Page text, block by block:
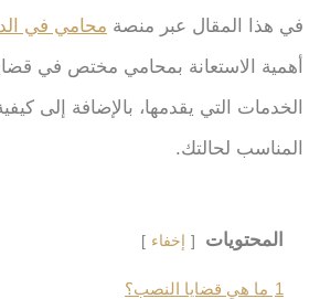
في هذا المقال عبر منصة محامي في
أهمية الاستعانة بمحامي مختص في
الخدمات التي يقدمها، بالإضافة إلى
المناسب لحالتك.
المحتويات إخفاء
1 ما هي قضايا النصب؟